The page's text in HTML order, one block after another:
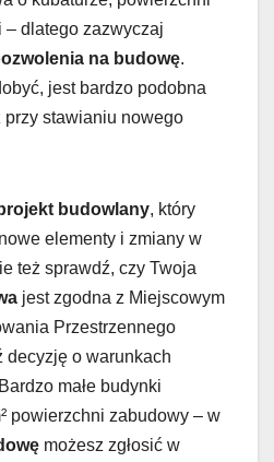
– dlatego zazwyczaj
na budowę.
jest bardzo podobna
przy stawianiu nowego
budowlany, który
elementy i zmiany w
też sprawdź, czy Twoja
jest zgodna z Miejscowym
Przestrzennego
decyzję o warunkach
małe budynki
powierzchni zabudowy – w
możesz zgłosić w